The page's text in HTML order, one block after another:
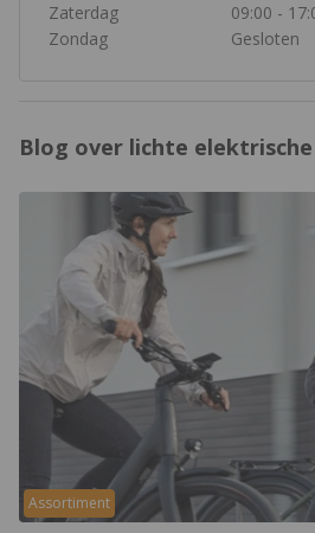
Zaterdag
09:00 -
Zondag
Gesloten
Blog over lichte
Assortiment